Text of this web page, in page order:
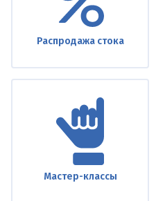
Распродажа стока
Мастер-классы